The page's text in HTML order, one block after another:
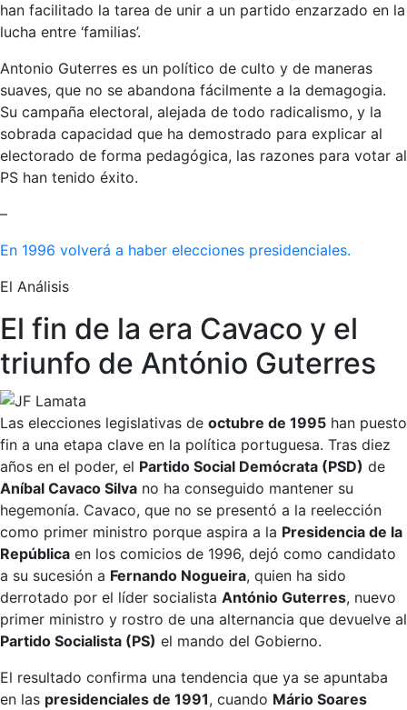
han facilitado la tarea de unir a un partido enzarzado en la
lucha entre ‘familias’.
Antonio Guterres es un político de culto y de maneras
suaves, que no se abandona fácilmente a la demagogia.
Su campaña electoral, alejada de todo radicalismo, y la
sobrada capacidad que ha demostrado para explicar al
electorado de forma pedagógica, las razones para votar al
PS han tenido éxito.
–
En 1996 volverá a haber elecciones presidenciales.
El Análisis
El fin de la era Cavaco y el
triunfo de António Guterres
Las elecciones legislativas de octubre de 1995 han puesto
fin a una etapa clave en la política portuguesa. Tras diez
años en el poder, el Partido Social Demócrata (PSD) de
Aníbal Cavaco Silva no ha conseguido mantener su
hegemonía. Cavaco, que no se presentó a la reelección
como primer ministro porque aspira a la Presidencia de la
República en los comicios de 1996, dejó como candidato
a su sucesión a Fernando Nogueira, quien ha sido
derrotado por el líder socialista António Guterres, nuevo
primer ministro y rostro de una alternancia que devuelve al
Partido Socialista (PS) el mando del Gobierno.
El resultado confirma una tendencia que ya se apuntaba
en las presidenciales de 1991, cuando Mário Soares